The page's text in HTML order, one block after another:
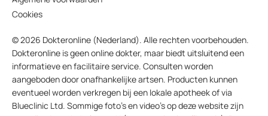
Cookies
© 2026 Dokteronline (Nederland). Alle rechten voorbehouden.
Dokteronline is geen online dokter, maar biedt uitsluitend een
informatieve en facilitaire service. Consulten worden
aangeboden door onafhankelijke artsen. Producten kunnen
eventueel worden verkregen bij een lokale apotheek of via
Blueclinic Ltd. Sommige foto’s en video’s op deze website zijn